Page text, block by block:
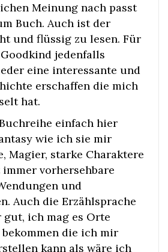
Meinung nach passt
Buch. Auch ist der
und flüssig zu lesen. Für
jedenfalls
eine interessante und
erschaffen die mich
hat.
einfach hier
wie ich sie mir
Magier, starke Charaktere
vorhersehbare
und
Auch die Erzählsprache
ich mag es Orte
die ich mir
kann als wäre ich